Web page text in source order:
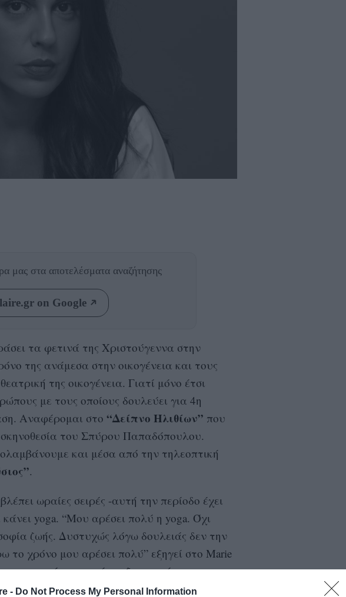
- Do Not Process My Personal Information
μας στα αποτελέσματα αναζήτησης
on Google
τα φετινά της Χριστούγεννα στην
της ανάμεσα στην οικογένεια και τους
της οικογένεια. Γιατί μόνο έτσι
με τους οποίους δουλεύει για 4η
Αναφέρομαι στο “Δείπνο Ηλιθίων” που
του Σπύρου Παπαδόπουλου.
και μέσα από την τηλεοπτική
.
ωραίες σειρές -αυτή την περίοδο έχει
yoga. “Μου αρέσει πολύ η yoga. Όχι
ζωής. Δυστυχώς λόγω δουλειάς δεν την
χρόνο μου αρέσει πολύ” εξηγεί στο Marie
μυστικά της ωραίας εξωτερικής της
και μεγάλη βαρύτητα. Παρακάτω θα